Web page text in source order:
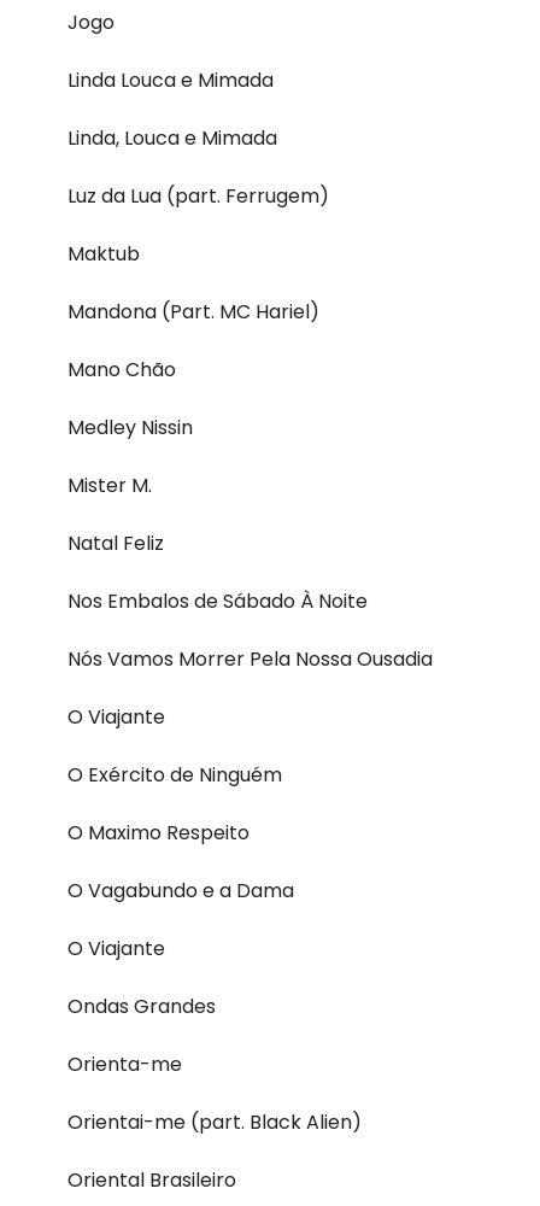
Jogo
Linda Louca e Mimada
Linda, Louca e Mimada
Luz da Lua (part. Ferrugem)
Maktub
Mandona (Part. MC Hariel)
Mano Chão
Medley Nissin
Mister M.
Natal Feliz
Nos Embalos de Sábado À Noite
Nós Vamos Morrer Pela Nossa Ousadia
O Viajante
O Exército de Ninguém
O Maximo Respeito
O Vagabundo e a Dama
O Viajante
Ondas Grandes
Orienta-me
Orientai-me (part. Black Alien)
Oriental Brasileiro